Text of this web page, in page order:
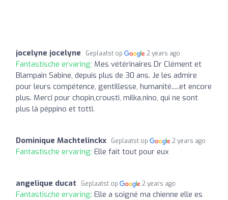
jocelyne jocelyne Geplaatst op 2 years ago
Fantastische ervaring: Mes vétérinaires Dr Clément et
Blampain Sabine, depuis plus de 30 ans. Je les admire
pour leurs compétence, gentillesse, humanité.....et encore
plus. Merci pour chopin,crousti, milka,nino, qui ne sont
plus là péppino et totti.
Dominique Machtelinckx Geplaatst op 2 years ago
Fantastische ervaring: Elle fait tout pour eux
angelique ducat Geplaatst op 2 years ago
Fantastische ervaring: Elle a soigné ma chienne elle es